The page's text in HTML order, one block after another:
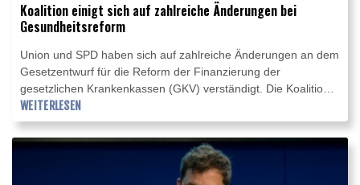
Koalition einigt sich auf zahlreiche Änderungen bei
Gesundheitsreform
Union und SPD haben sich auf zahlreiche Änderungen an dem
Gesetzentwurf für die Reform der Finanzierung der
gesetzlichen Krankenkassen (GKV) verständigt. Die Koalition
legte im Bundestag einen Katalog von mehr als 60
Änderungsanträgen vor. Wie in Berlin bekannt wurde, sehen
diese unter anderem eine geringere Absenkung des
Bundeszuschusses und Änderungen beim Herstellerabschlag
für Pharmakonzerne vor. Grünen-Parlamentsgeschäftsführerin
WEITERLESEN